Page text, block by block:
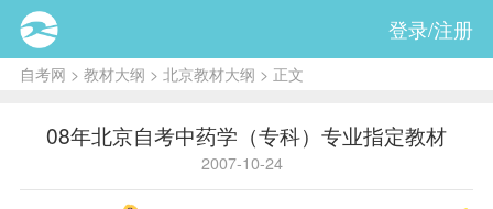
登录/注册
自考网 > 教材大纲 > 北京教材大纲 > 正文
08年北京自考中药学（专科）专业指定教材
2007-10-24